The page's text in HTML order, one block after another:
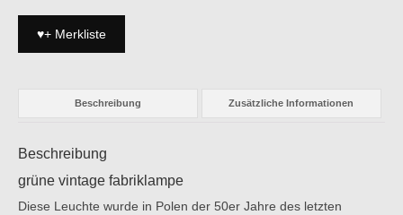
♥+ Merkliste
Beschreibung Zusätzliche Informationen
Beschreibung
grüne vintage fabriklampe
Diese Leuchte wurde in Polen der 50er Jahre des letzten